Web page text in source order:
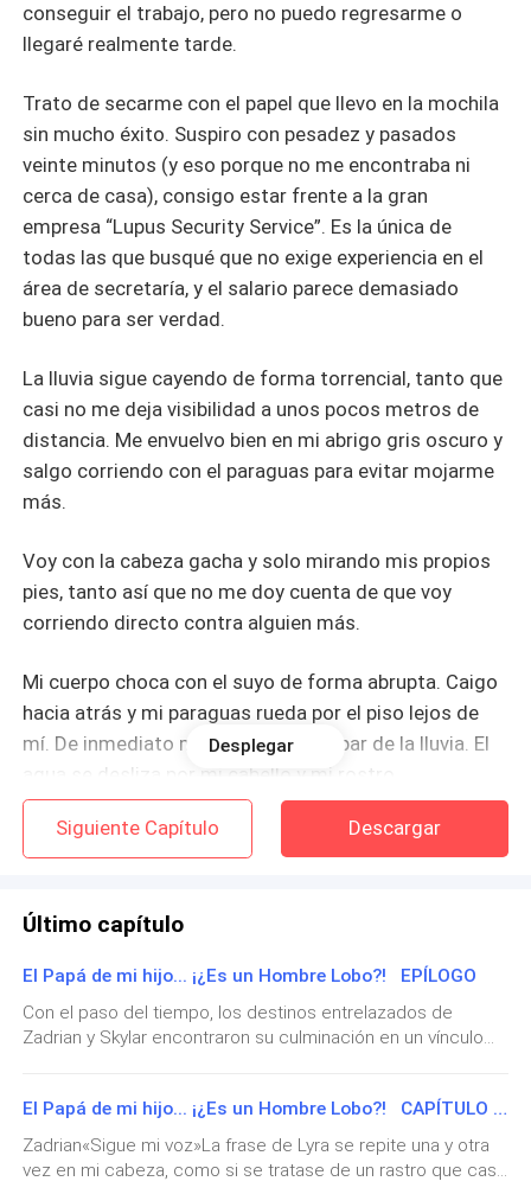
conseguir el trabajo, pero no puedo regresarme o
llegaré realmente tarde.
Trato de secarme con el papel que llevo en la mochila
sin mucho éxito. Suspiro con pesadez y pasados
veinte minutos (y eso porque no me encontraba ni
cerca de casa), consigo estar frente a la gran
empresa “Lupus Security Service”. Es la única de
todas las que busqué que no exige experiencia en el
área de secretaría, y el salario parece demasiado
bueno para ser verdad.
La lluvia sigue cayendo de forma torrencial, tanto que
casi no me deja visibilidad a unos pocos metros de
distancia. Me envuelvo bien en mi abrigo gris oscuro y
salgo corriendo con el paraguas para evitar mojarme
más.
Voy con la cabeza gacha y solo mirando mis propios
pies, tanto así que no me doy cuenta de que voy
corriendo directo contra alguien más.
Mi cuerpo choca con el suyo de forma abrupta. Caigo
hacia atrás y mi paraguas rueda por el piso lejos de
mí. De inmediato me vuelvo a empapar de la lluvia. El
agua se desliza por mi cabello y mi rostro,
impidiéndome ver con quién tropecé.
—Lo siento tanto, no lo vi —digo desesperada.
—Eso es evidente, niña —espeta él con molestia.
Cuando se pone de pie delante de mí, mi corazón se
paraliza. Su voz, su porte y el aura que emanan de él
son tan imponentes que me dejan paralizada en el
El hombre camina hacia mí y me extiende su mano.
Tardo un poco en reaccionar, pero finalmente la tomo.
Desplegar
Siguiente Capítulo Descargar
Último capítulo
El Papá de mi hijo... ¡¿Es un Hombre Lobo?! EPÍLOGO
Con el paso del tiempo, los destinos entrelazados de
Zadrian y Skylar encontraron su culminación en un vínculo
de protección y compañía que trascendería todas las
estaciones de sus vidas. Mientras tanto, Damon y Zara
dirigieron su manada con sabiduría y compasión, guiando a
El Papá de mi hijo... ¡¿Es un Hombre Lobo?! CAPÍTULO 102: SE CUMPLE LA PROFECÍA
Zadrian«Sigue mi voz»La frase de Lyra se repite una y otra
vez en mi cabeza, como si se tratase de un rastro que casi